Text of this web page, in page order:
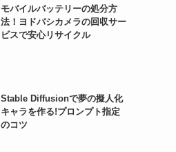
モバイルバッテリーの処分方
法！ヨドバシカメラの回収サー
ビスで安心リサイクル
Stable Diffusionで夢の擬人化
キャラを作る!プロンプト指定
のコツ